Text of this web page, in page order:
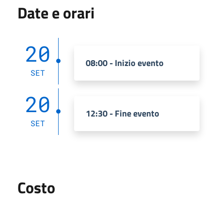
Date e orari
20
SET
08:00 - Inizio evento
20
SET
12:30 - Fine evento
Costo